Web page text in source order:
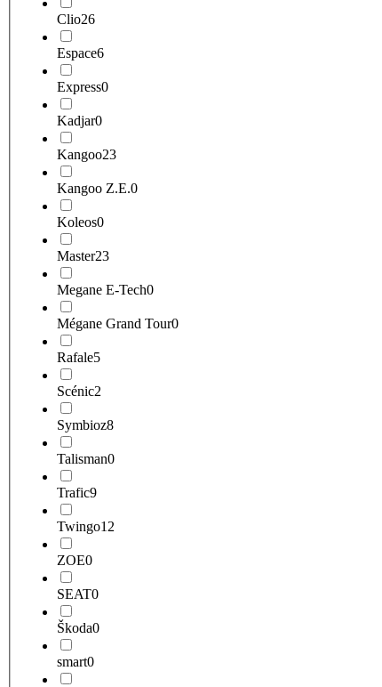
Clio26
Espace6
Express0
Kadjar0
Kangoo23
Kangoo Z.E.0
Koleos0
Master23
Megane E-Tech0
Mégane Grand Tour0
Rafale5
Scénic2
Symbioz8
Talisman0
Trafic9
Twingo12
ZOE0
SEAT0
Škoda0
smart0